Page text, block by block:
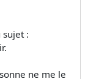
:
ne me le